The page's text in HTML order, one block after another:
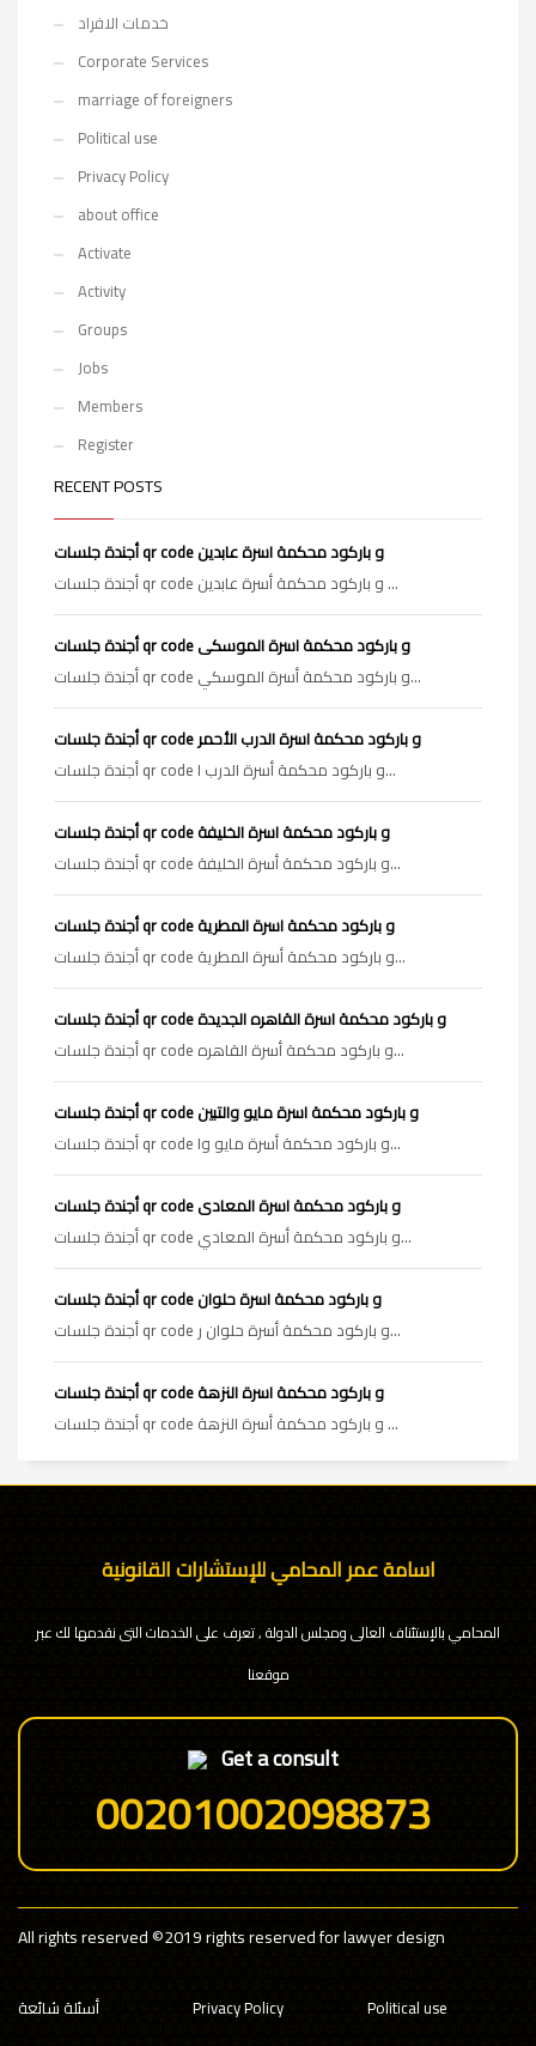
خدمات الافراد
Corporate Services
marriage of foreigners
Political use
Privacy Policy
about office
Activate
Activity
Groups
Jobs
Members
Register
RECENT POSTS
أجندة جلسات qr code و باركود محكمة اسرة عابدين
أجندة جلسات qr code و باركود محكمة أسرة عابدين ...
أجندة جلسات qr code و باركود محكمة اسرة الموسكى
أجندة جلسات qr code و باركود محكمة أسرة الموسكي...
أجندة جلسات qr code و باركود محكمة اسرة الدرب الأحمر
أجندة جلسات qr code و باركود محكمة أسرة الدرب ا...
أجندة جلسات qr code و باركود محكمة اسرة الخليفة
أجندة جلسات qr code و باركود محكمة أسرة الخليفة...
أجندة جلسات qr code و باركود محكمة اسرة المطرية
أجندة جلسات qr code و باركود محكمة أسرة المطرية...
أجندة جلسات qr code و باركود محكمة اسرة القاهره الجديدة
أجندة جلسات qr code و باركود محكمة أسرة القاهره...
أجندة جلسات qr code و باركود محكمة اسرة مايو والتبين
أجندة جلسات qr code و باركود محكمة أسرة مايو وا...
أجندة جلسات qr code و باركود محكمة اسرة المعادى
أجندة جلسات qr code و باركود محكمة أسرة المعادي...
أجندة جلسات qr code و باركود محكمة اسرة حلوان
أجندة جلسات qr code و باركود محكمة أسرة حلوان ر...
أجندة جلسات qr code و باركود محكمة اسرة النزهة
أجندة جلسات qr code و باركود محكمة أسرة النزهة ...
اسامة عمر المحامي للإستشارات القانونية
المحامي بالإستئناف العالى ومجلس الدولة , تعرف على الخدمات التى نقدمها لك عبر
موقعنا
Get a consult
00201002098873
All rights reserved©2019 rights reserved for lawyer design
أسئلة شائعة Privacy Policy Political use